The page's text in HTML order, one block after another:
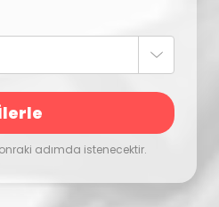
adımda istenecektir.